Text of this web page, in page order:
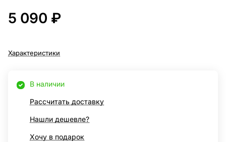
5 090 ₽
Характеристики
В наличии
Рассчитать доставку
Нашли дешевле?
Хочу в подарок